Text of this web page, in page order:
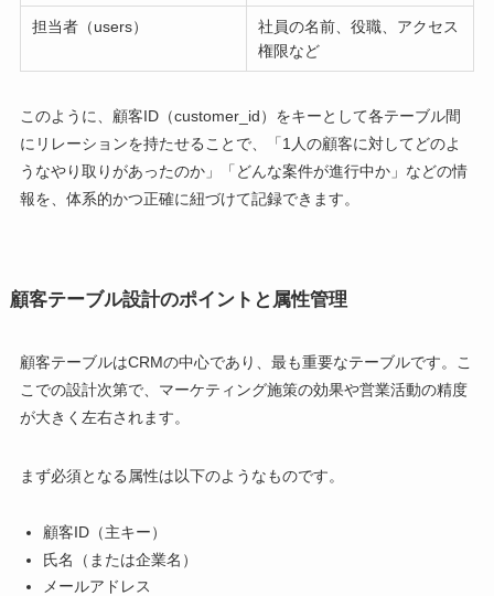
担当者（users）
社員の名前、役職、アクセス
権限など
このように、顧客ID（customer_id）をキーとして各テーブル間
にリレーションを持たせることで、「1人の顧客に対してどのよ
うなやり取りがあったのか」「どんな案件が進行中か」などの情
報を、体系的かつ正確に紐づけて記録できます。
顧客テーブル設計のポイントと属性管理
顧客テーブルはCRMの中心であり、最も重要なテーブルです。こ
こでの設計次第で、マーケティング施策の効果や営業活動の精度
が大きく左右されます。
まず必須となる属性は以下のようなものです。
顧客ID（主キー）
氏名（または企業名）
メールアドレス